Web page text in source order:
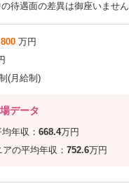
待遇面の差異は御座いません
800 万円
(月給制)
データ
年収： 668.4万円
の平均年収： 752.6万円